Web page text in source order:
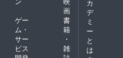
画
ゲー
ム・
サー
ビス
書
籍
・
雑
カ
デ
ミ
ー
と
は